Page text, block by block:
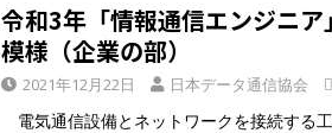
令和3年「情報通信エンジニ
模様（企業の部）
2021年12月22日 日本データ通信協会
電気通信設備とネットワークを接続する